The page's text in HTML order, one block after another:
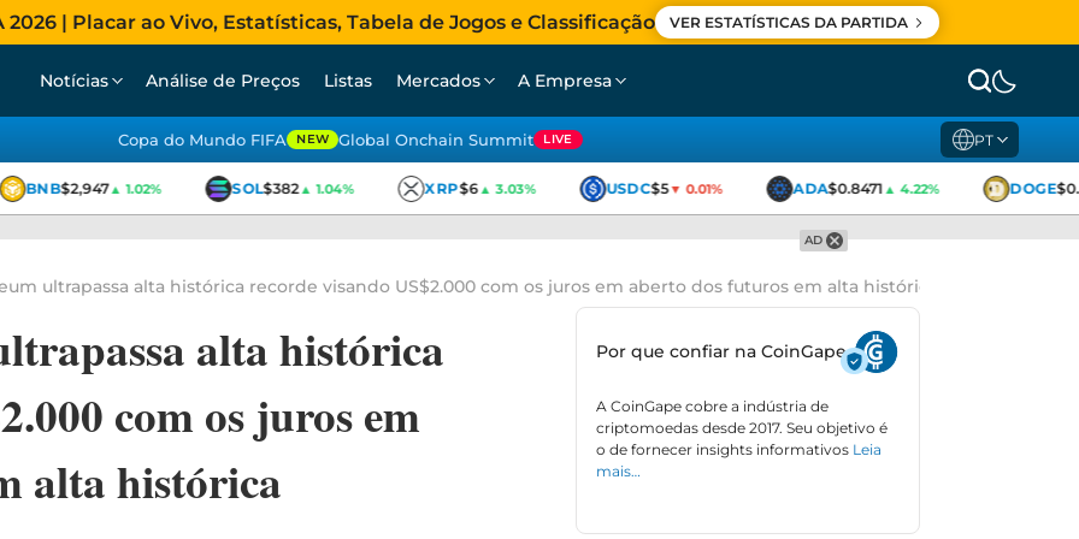
| Placar ao Vivo, Estatísticas, Tabela de Jogos e Classificação VER ESTATÍSTICAS DA PARTIDA
Notícias Análise de Preços Listas Mercados A Empresa
Copa do Mundo FIFA NEW Global Onchain Summit LIVE PT
BNB$2,947▲ 1.02% SOL$382▲ 1.04% XRP$6▲ 3.03% USDC$5▼ 0.01% ADA$0.8471▲ 4.22% DOGE
AD
ultrapassa alta histórica recorde visando US$2.000 com os juros em aberto dos futuros em alta histórica
alta histórica
com os juros em
alta histórica
Por que confiar na CoinGape
A CoinGape cobre a indústria de
criptomoedas desde 2017. Seu objetivo é
o de fornecer insights informativos Leia
mais…